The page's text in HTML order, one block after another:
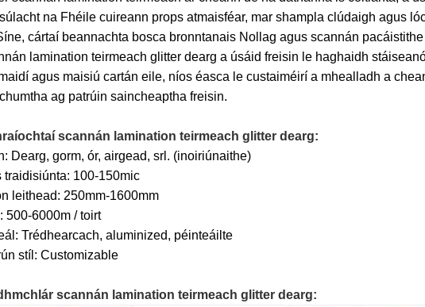
na Fhéile cuireann props atmaisféar, mar shampla clúdaigh agus
cártaí beannachta bosca bronntanais Nollag agus scannán
lamination teirmeach glitter dearg a úsáid freisin le haghaidh
agus maisiú cartán eile, níos éasca le custaiméirí a mhealladh a
ag patrúin saincheaptha freisin.
scannán lamination teirmeach glitter dearg:
Dearg, gorm, ór, airgead, srl. (inoiriúnaithe)
traidisiúnta: 100-150mic
leithead: 250mm-1600mm
500-6000m / toirt
Trédhearcach, aluminized, péinteáilte
stíl: Customizable
scannán lamination teirmeach glitter dearg: